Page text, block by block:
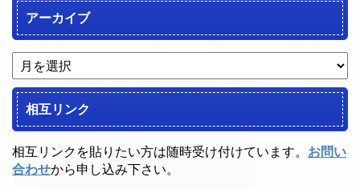
アーカイブ
相互リンク
相互リンクを貼りたい方は随時受け付けています。 お問い
合わせから申し込み下さい。